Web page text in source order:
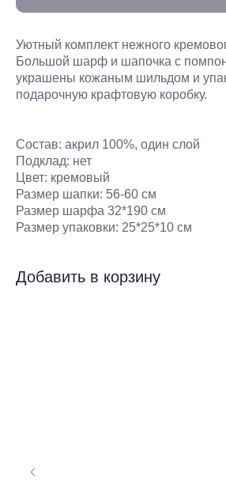
Уютный комплект нежного
Большой шарф и шапочка с
украшены кожаным шильдом и
подарочную крафтовую коробку.
Состав: акрил 100%, один слой
Подклад: нет
Цвет: кремовый
Размер шапки: 56-60 см
Размер шарфа 32*190 см
Размер упаковки: 25*25*10 см
Добавить в корзину